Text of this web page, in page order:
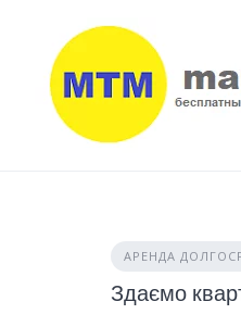
content
АРЕНДА
Здаємо